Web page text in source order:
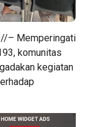
– Memperingati
komunitas
kegiatan